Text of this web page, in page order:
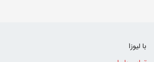
با لیوزا